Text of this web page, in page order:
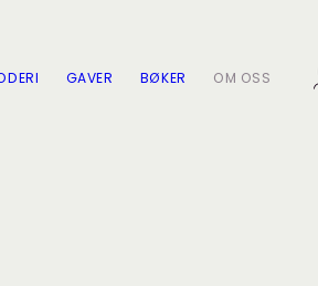
GAVER BØKER OM OSS